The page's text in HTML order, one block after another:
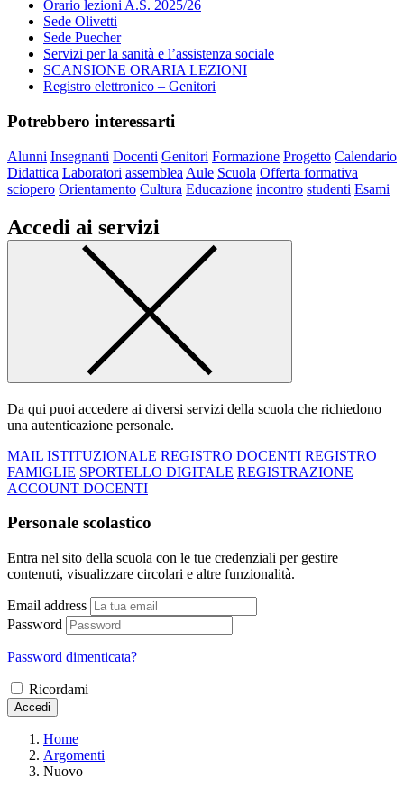
Orario lezioni A.S. 2025/26
Sede Olivetti
Sede Puecher
Servizi per la sanità e l’assistenza sociale
SCANSIONE ORARIA LEZIONI
Registro elettronico – Genitori
Potrebbero interessarti
Alunni Insegnanti Docenti Genitori Formazione Progetto Calendario
Didattica Laboratori assemblea Aule Scuola Offerta formativa
sciopero Orientamento Cultura Educazione incontro studenti Esami
Accedi ai servizi
Da qui puoi accedere ai diversi servizi della scuola che richiedono
una autenticazione personale.
MAIL ISTITUZIONALE REGISTRO DOCENTI REGISTRO
FAMIGLIE SPORTELLO DIGITALE REGISTRAZIONE
ACCOUNT DOCENTI
Personale scolastico
Entra nel sito della scuola con le tue credenziali per gestire
contenuti, visualizzare circolari e altre funzionalità.
Email address
Password
Password dimenticata?
Ricordami
Accedi
Home
Argomenti
Nuovo